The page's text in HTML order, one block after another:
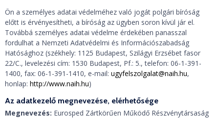
Ön a személyes adatai védelméhez való jogát polgári bíróság
előtt is érvényesítheti, a bíróság az ügyben soron kívül jár el.
Továbbá személyes adatai védelme érdekében panasszal
fordulhat a Nemzeti Adatvédelmi és Információszabadság
Hatósághoz (székhely: 1125 Budapest, Szilágyi Erzsébet fasor
22/C., levelezési cím: 1530 Budapest, Pf.: 5., telefon: 06-1-391-
1400, fax: 06-1-391-1410, e-mail: ugyfelszolgalat@naih.hu,
honlap: http://www.naih.hu)
Az adatkezelő megnevezése, elérhetősége
Megnevezés: Eurosped Zártkörűen Működő Részvénytársaság